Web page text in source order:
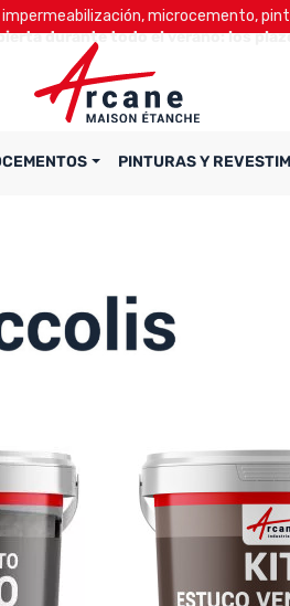
microcemento,
durante todo el verano: los
PINTURAS Y